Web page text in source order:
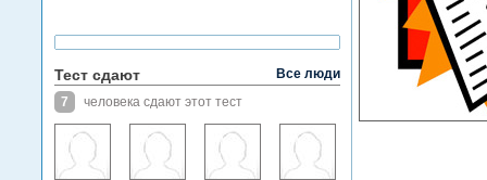
Тест сдают
Все люди
7
человека сдают этот тест